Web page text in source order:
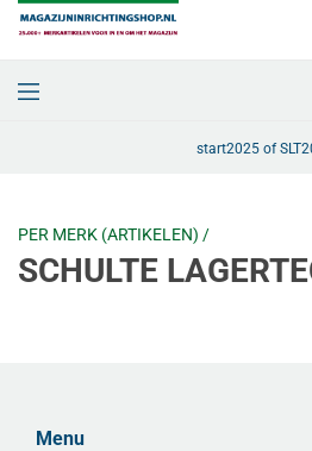
start2025 of
PER MERK (ARTIKELEN) /
SCHULTE
Menu